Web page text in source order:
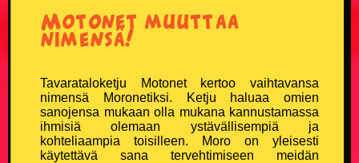
Vitsi & huumori artikkelit
Lähetä oma vitsi ja tee historiaa
VERKKOKAUPPA
Motonet muuttaa
nimensä!
Tavarataloketju Motonet kertoo vaihtavansa
nimensä Moronetiksi. Ketju haluaa omien
sanojensa mukaan olla mukana kannustamassa
ihmisiä olemaan ystävällisempiä ja
kohteliaampia toisilleen. Moro on yleisesti
käytettävä sana tervehtimiseen meidän